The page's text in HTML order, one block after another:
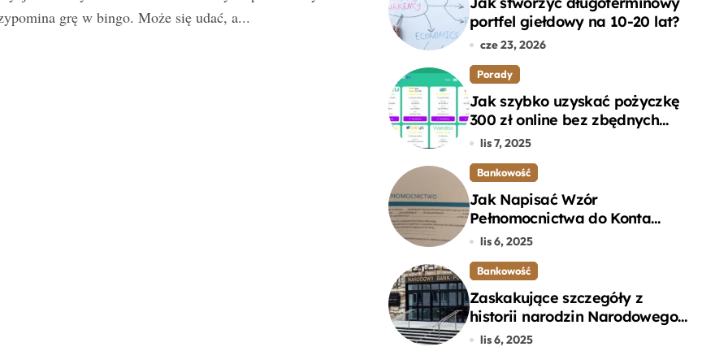
grę w bingo. Może się udać, a...
portfel giełdowy na 10-20 lat?
cze 23, 2026
Porady
Jak szybko uzyskać pożyczkę
300 zł online bez zbędnych
formalności?
lis 7, 2025
Bankowość
Jak Napisać Wzór
Pełnomocnictwa do Konta
Bankowego – Praktyczny
lis 6, 2025
Bankowość
Zaskakujące szczegóły z
historii narodzin Narodowego
Banku Polskiego, o których
lis 6, 2025